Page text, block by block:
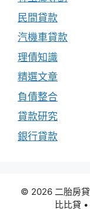
民間貸款
汽機車貸款
理債知識
精選文章
負債整合
貸款研究
銀行貸款
© 2026 二胎房貸
比比貸